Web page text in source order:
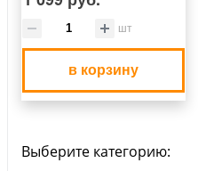
шт
в корзину
Выберите категорию: